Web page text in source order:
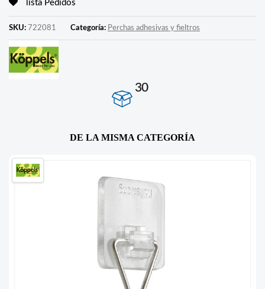
lista Pedidos
SKU: 722081 Categoría: Perchas adhesivas y fieltros
30
DE LA MISMA CATEGORÍA